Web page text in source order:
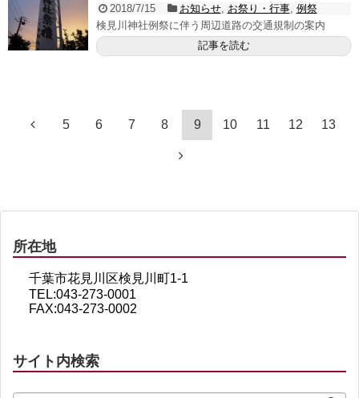
2018/7/15 お知らせ, お祭り・行事, 例祭
検見川神社例祭に伴う周辺道路の交通規制の案内
記事を読む
5 6 7 8 9 10 11 12 13
所在地
千葉市花見川区検見川町1-1
TEL:043-273-0001
FAX:043-273-0002
サイト内検索